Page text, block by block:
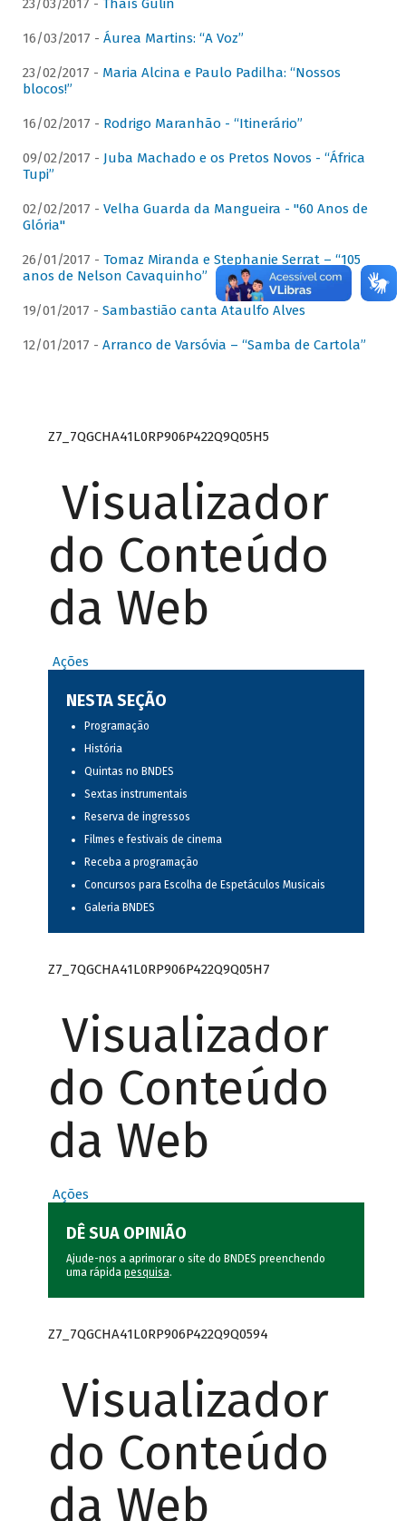
23/03/2017 - Thaís Gulin
16/03/2017 - Áurea Martins: “A Voz”
23/02/2017 - Maria Alcina e Paulo Padilha: “Nossos
blocos!”
16/02/2017 - Rodrigo Maranhão - “Itinerário”
09/02/2017 - Juba Machado e os Pretos Novos - “África
Tupi”
02/02/2017 - Velha Guarda da Mangueira - "60 Anos de
Glória"
26/01/2017 - Tomaz Miranda e Stephanie Serrat – “105
anos de Nelson Cavaquinho”
19/01/2017 - Sambastião canta Ataulfo Alves
12/01/2017 - Arranco de Varsóvia – “Samba de Cartola”
Z7_7QGCHA41L0RP906P422Q9Q05H5
Visualizador
do Conteúdo
da Web
Ações
NESTA SEÇÃO
Programação
História
Quintas no BNDES
Sextas instrumentais
Reserva de ingressos
Filmes e festivais de cinema
Receba a programação
Concursos para Escolha de Espetáculos Musicais
Galeria BNDES
Z7_7QGCHA41L0RP906P422Q9Q05H7
Visualizador
do Conteúdo
da Web
Ações
DÊ SUA OPINIÃO
Ajude-nos a aprimorar o site do BNDES preenchendo
uma rápida pesquisa.
Z7_7QGCHA41L0RP906P422Q9Q0594
Visualizador
do Conteúdo
da Web